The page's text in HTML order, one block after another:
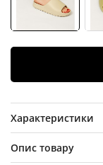
Характеристики
Опис товару